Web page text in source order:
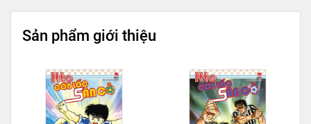
Sản phẩm giới thiệu